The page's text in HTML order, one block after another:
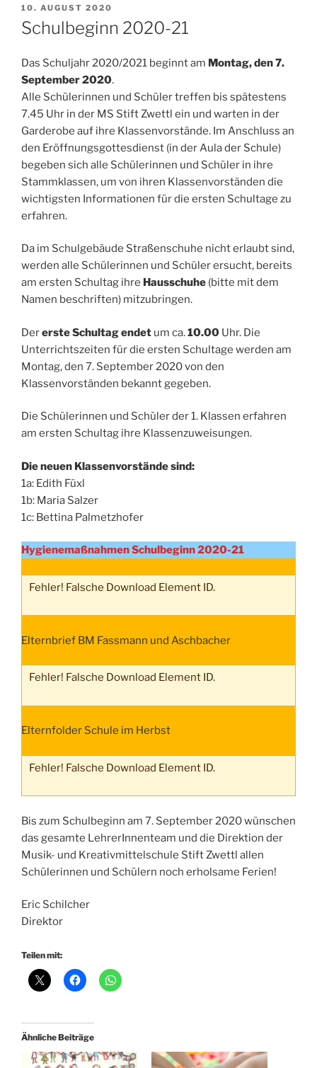
VERÖFFENTLICHT
AM
10. AUGUST 2020
Schulbeginn 2020-21
Das Schuljahr 2020/2021 beginnt am Montag, den 7.
September 2020.
Alle Schülerinnen und Schüler treffen bis spätestens
7.45 Uhr in der MS Stift Zwettl ein und warten in der
Garderobe auf ihre Klassenvorstände. Im Anschluss an
den Eröffnungsgottesdienst (in der Aula der Schule)
begeben sich alle Schülerinnen und Schüler in ihre
Stammklassen, um von ihren Klassenvorständen die
wichtigsten Informationen für die ersten Schultage zu
erfahren.
Da im Schulgebäude Straßenschuhe nicht erlaubt sind,
werden alle Schülerinnen und Schüler ersucht, bereits
am ersten Schultag ihre Hausschuhe (bitte mit dem
Namen beschriften) mitzubringen.
Dererste Schultagendet um ca.10.00 Uhr. Die
Unterrichtszeiten für die ersten Schultage werden am
Montag, den 7. September 2020 von den
Klassenvorständen bekannt gegeben.
Die Schülerinnen und Schüler der 1. Klassen erfahren
am ersten Schultag ihre Klassenzuweisungen.
Die neuen Klassenvorstände sind:
1a: Edith Füxl
1b: Maria Salzer
1c: Bettina Palmetzhofer
Hygienemaßnahmen Schulbeginn 2020-21
Fehler! Falsche Download Element ID.
Elternbrief BM Fassmann und Aschbacher
Fehler! Falsche Download Element ID.
Elternfolder Schule im Herbst
Fehler! Falsche Download Element ID.
Bis zum Schulbeginn am 7. September 2020 wünschen
das gesamte LehrerInnenteam und die Direktion der
Musik- und Kreativmittelschule Stift Zwettl allen
Schülerinnen und Schülern noch erholsame Ferien!
Eric Schilcher
Direktor
Teilen mit:
Ähnliche Beiträge